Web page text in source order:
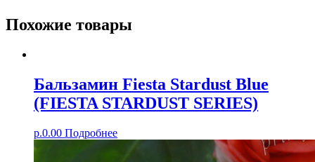
Похожие товары
Бальзамин Fiesta Stardust Blue
(FIESTA STARDUST SERIES)
р.0.00 Подробнее